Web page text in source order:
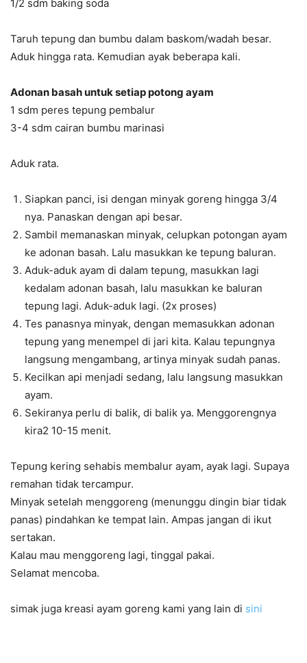
1/2 sdm baking soda
Taruh tepung dan bumbu dalam baskom/wadah besar.
Aduk hingga rata. Kemudian ayak beberapa kali.
Adonan basah untuk setiap potong ayam
1 sdm peres tepung pembalur
3-4 sdm cairan bumbu marinasi
Aduk rata.
Siapkan panci, isi dengan minyak goreng hingga 3/4
nya. Panaskan dengan api besar.
Sambil memanaskan minyak, celupkan potongan ayam
ke adonan basah. Lalu masukkan ke tepung baluran.
Aduk-aduk ayam di dalam tepung, masukkan lagi
kedalam adonan basah, lalu masukkan ke baluran
tepung lagi. Aduk-aduk lagi. (2x proses)
Tes panasnya minyak, dengan memasukkan adonan
tepung yang menempel di jari kita. Kalau tepungnya
langsung mengambang, artinya minyak sudah panas.
Kecilkan api menjadi sedang, lalu langsung masukkan
ayam.
Sekiranya perlu di balik, di balik ya. Menggorengnya
kira2 10-15 menit.
Tepung kering sehabis membalur ayam, ayak lagi. Supaya
remahan tidak tercampur.
Minyak setelah menggoreng (menunggu dingin biar tidak
panas) pindahkan ke tempat lain. Ampas jangan di ikut
sertakan.
Kalau mau menggoreng lagi, tinggal pakai.
Selamat mencoba.
simak juga kreasi ayam goreng kami yang lain di sini